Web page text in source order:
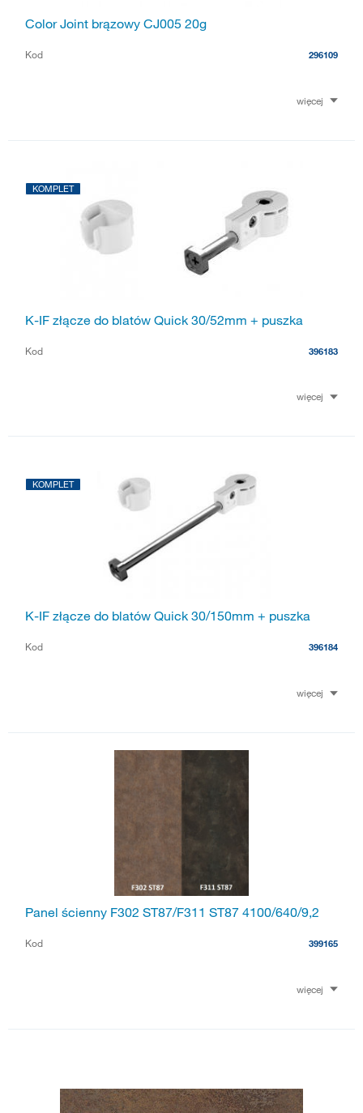
Color Joint brązowy CJ005 20g
Kod 296109
więcej
KOMPLET
K-IF złącze do blatów Quick 30/52mm + puszka
Kod 396183
więcej
KOMPLET
K-IF złącze do blatów Quick 30/150mm + puszka
Kod 396184
więcej
Panel ścienny F302 ST87/F311 ST87 4100/640/9,2
Kod 399165
więcej